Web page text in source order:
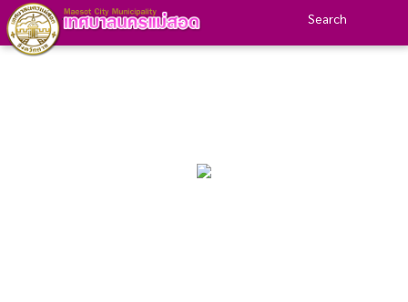
Search